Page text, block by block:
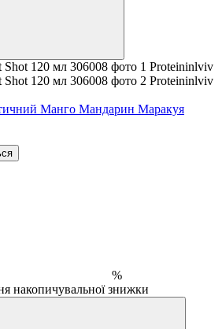
Манго Мандарин Маракуя
%
накопичувальної знижки